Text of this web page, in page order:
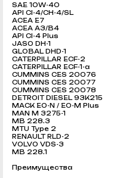
SAE 10W-40
API CI-4/CH-4/SL
ACEA E7
ACEA A3/B4
API CI-4 Plus
JASO DH-1
GLOBAL DHD-1
CATERPILLAR ECF-2
CATERPILLAR ECF-1-a
CUMMINS CES 20076
CUMMINS CES 20077
CUMMINS CES 20078
DETROIT DIESEL 93K215
MACK EO-N / EO-M Plus
MAN M 3275-1
MB 228.3
MTU Type 2
RENAULT RLD-2
VOLVO VDS-3
MB 228.1
Преимущества